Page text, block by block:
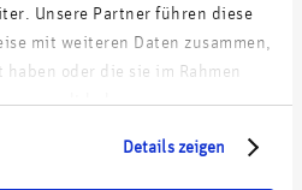
Unsere Partner führen diese
mit weiteren Daten zusammen,
oder die sie im Rahmen
haben.
Details zeigen
Due Diligence